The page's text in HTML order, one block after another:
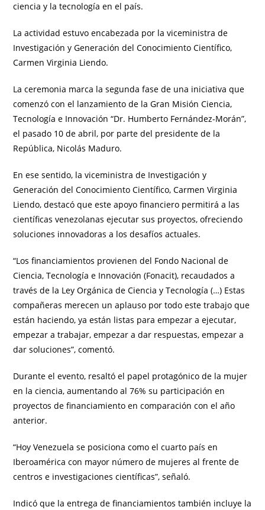
ciencia y la tecnología en el país.
La actividad estuvo encabezada por la viceministra de
Investigación y Generación del Conocimiento Científico,
Carmen Virginia Liendo.
La ceremonia marca la segunda fase de una iniciativa que
comenzó con el lanzamiento de la Gran Misión Ciencia,
Tecnología e Innovación “Dr. Humberto Fernández-Morán”,
el pasado 10 de abril, por parte del presidente de la
República, Nicolás Maduro.
En ese sentido, la viceministra de Investigación y
Generación del Conocimiento Científico, Carmen Virginia
Liendo, destacó que este apoyo financiero permitirá a las
científicas venezolanas ejecutar sus proyectos, ofreciendo
soluciones innovadoras a los desafíos actuales.
“Los financiamientos provienen del Fondo Nacional de
Ciencia, Tecnología e Innovación (Fonacit), recaudados a
través de la Ley Orgánica de Ciencia y Tecnología (…) Estas
compañeras merecen un aplauso por todo este trabajo que
están haciendo, ya están listas para empezar a ejecutar,
empezar a trabajar, empezar a dar respuestas, empezar a
dar soluciones”, comentó.
Durante el evento, resaltó el papel protagónico de la mujer
en la ciencia, aumentando al 76% su participación en
proyectos de financiamiento en comparación con el año
anterior.
“Hoy Venezuela se posiciona como el cuarto país en
Iberoamérica con mayor número de mujeres al frente de
centros e investigaciones científicas”, señaló.
Indicó que la entrega de financiamientos también incluye la